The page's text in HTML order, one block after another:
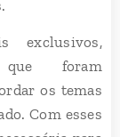
exclusivos,
que foram
os temas
Com esses